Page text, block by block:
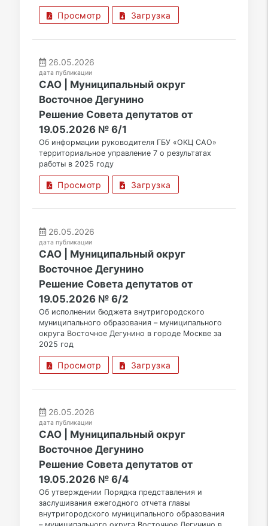
Просмотр Загрузка
26.05.2026
дата публикации
САО | Муниципальный округ
Восточное Дегунино
Решение Совета депутатов от
19.05.2026 № 6/1
Об информации руководителя ГБУ «ОКЦ САО»
территориальное управление 7 о результатах
работы в 2025 году
Просмотр Загрузка
26.05.2026
дата публикации
САО | Муниципальный округ
Восточное Дегунино
Решение Совета депутатов от
19.05.2026 № 6/2
Об исполнении бюджета внутригородского
муниципального образования – муниципального
округа Восточное Дегунино в городе Москве за
2025 год
Просмотр Загрузка
26.05.2026
дата публикации
САО | Муниципальный округ
Восточное Дегунино
Решение Совета депутатов от
19.05.2026 № 6/4
Об утверждении Порядка представления и
заслушивания ежегодного отчета главы
внутригородского муниципального образования